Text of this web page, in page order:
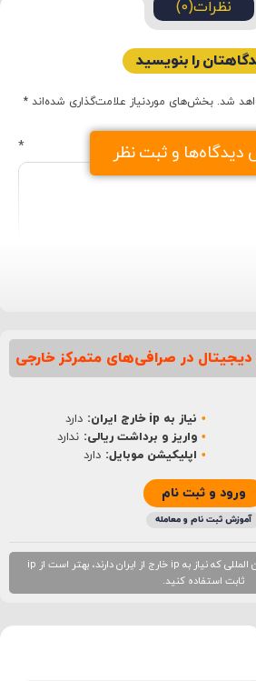
دیدگاه‌ها و ثبت نظر
نظرات(0)
را بنویسید
شد. بخش‌های موردنیاز علامت‌گذاری شده‌اند *
*
در صرافی‌های متمرکز خارجی
نیاز به ip خارج ایران:
دارد
واریز و برداشت ریالی: ندارد
اپلیکیشن موبایل: دارد
ورود و ثبت نام
آموزش ثبت نام و معامله
برای ثبت نام در صرافی‌های بین المللی که نیاز به ip خارج از ایران دارند، بهتر است از ip
ثابت استفاده کنید.